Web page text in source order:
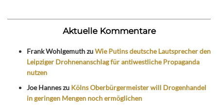
Aktuelle Kommentare
Frank WohlgemuthzuWie Putins deutsche Lautsprecher den
Leipziger Drohnenanschlag für antiwestliche Propaganda
nutzen
Joe Hanneszu Kölns Oberbürgermeister will Drogenhandel
in geringen Mengen noch ermöglichen